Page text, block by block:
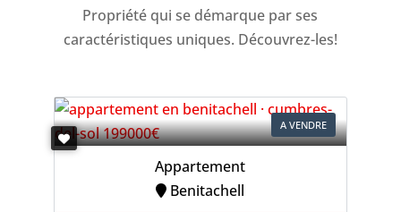
Propriété qui se démarque par ses
caractéristiques uniques. Découvrez-les!
A VENDRE
Appartement
Benitachell